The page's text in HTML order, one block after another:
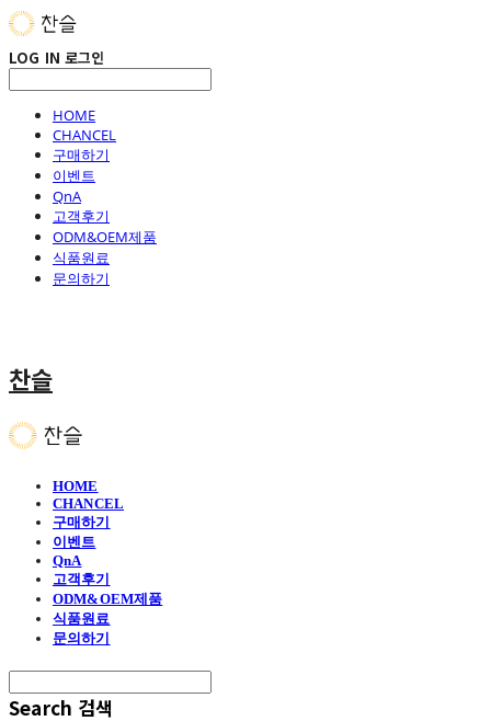
LOG IN 로그인
HOME
CHANCEL
구매하기
이벤트
QnA
고객후기
ODM&OEM제품
식품원료
문의하기
찬슬
HOME
CHANCEL
구매하기
이벤트
QnA
고객후기
ODM&OEM제품
식품원료
문의하기
Search 검색